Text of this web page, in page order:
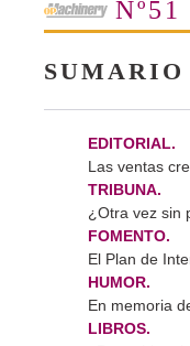
SUMARIO
EDITORIAL.
Las ventas
TRIBUNA.
¿Otra vez sin
FOMENTO.
El Plan de
HUMOR.
En memoria
LIBROS.